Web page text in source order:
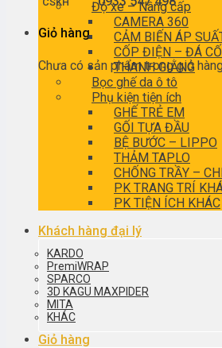
Giỏ hàng
Chưa có sản phẩm trong giỏ
Độ xe – Nâng cấp
CAMERA 360
CẢM BIẾN ÁP
CỐP ĐIỆN – ĐÁ
THANH GIẰNG
Bọc ghế da ô tô
Phụ kiện tiện ích
GHẾ TRẺ EM
GỐI TỰA ĐẦU
BỆ BƯỚC – LIPPO
THẢM TAPLO
CHỐNG TRẦY –
PK TRANG TRÍ
PK TIỆN ÍCH KHÁC
Khách hàng đại lý
KARDO
PremiWRAP
SPARCO
3D KAGU MAXPIDER
MITA
KHÁC
Giỏ hàng